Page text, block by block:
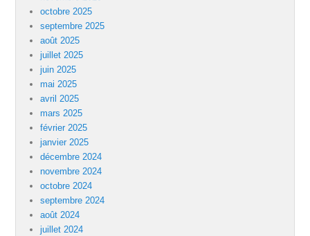
octobre 2025
septembre 2025
août 2025
juillet 2025
juin 2025
mai 2025
avril 2025
mars 2025
février 2025
janvier 2025
décembre 2024
novembre 2024
octobre 2024
septembre 2024
août 2024
juillet 2024